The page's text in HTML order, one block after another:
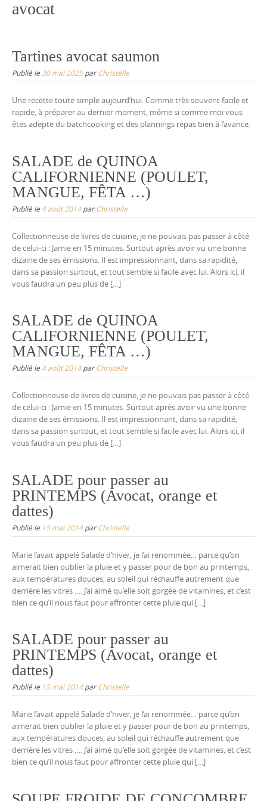
avocat
Tartines avocat saumon
Publié le30 mai 2025parChristelle
Une recette toute simple aujourd’hui. Comme très souvent facile et
rapide, à préparer au dernier moment, même si comme moi vous
êtes adepte du batchcooking et des plannings repas bien à l’avance.
SALADE de QUINOA
CALIFORNIENNE (POULET,
MANGUE, FÊTA …)
Publié le 4 août 2014parChristelle
Collectionneuse de livres de cuisine, je ne pouvais pas passer à côté
de celui-ci : Jamie en 15 minutes. Surtout après avoir vu une bonne
dizaine de ses émissions. Il est impressionnant, dans sa rapidité,
dans sa passion surtout, et tout semble si facile avec lui. Alors ici, il
vous faudra un peu plus de […]
SALADE de QUINOA
CALIFORNIENNE (POULET,
MANGUE, FÊTA …)
Publié le 4 août 2014parChristelle
Collectionneuse de livres de cuisine, je ne pouvais pas passer à côté
de celui-ci : Jamie en 15 minutes. Surtout après avoir vu une bonne
dizaine de ses émissions. Il est impressionnant, dans sa rapidité,
dans sa passion surtout, et tout semble si facile avec lui. Alors ici, il
vous faudra un peu plus de […]
SALADE pour passer au
PRINTEMPS (Avocat, orange et
dattes)
Publié le 15 mai 2014parChristelle
Marie l’avait appelé Salade d’hiver, je l’ai renommée… parce qu’on
aimerait bien oublier la pluie et y passer pour de bon au printemps,
aux températures douces, au soleil qui réchauffe autrement que
derrière les vitres …. J’ai aimé qu’elle soit gorgée de vitamines, et c’est
bien ce qu’il nous faut pour affronter cette pluie qui […]
SALADE pour passer au
PRINTEMPS (Avocat, orange et
dattes)
Publié le 15 mai 2014parChristelle
Marie l’avait appelé Salade d’hiver, je l’ai renommée… parce qu’on
aimerait bien oublier la pluie et y passer pour de bon au printemps,
aux températures douces, au soleil qui réchauffe autrement que
derrière les vitres …. J’ai aimé qu’elle soit gorgée de vitamines, et c’est
bien ce qu’il nous faut pour affronter cette pluie qui […]